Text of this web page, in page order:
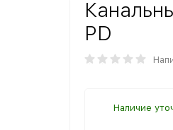
PD
Наличие